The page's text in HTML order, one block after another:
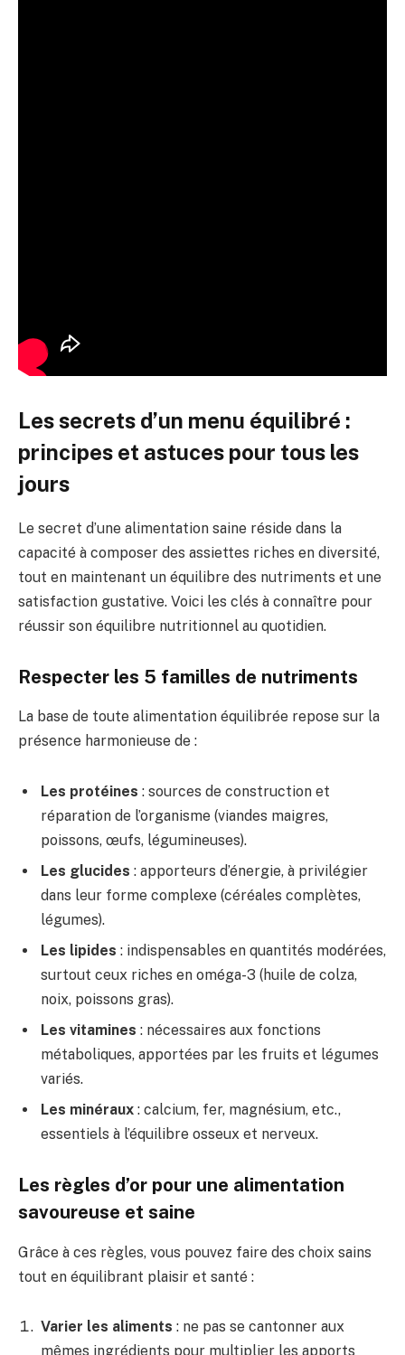
Les secrets d’un menu équilibré :
principes et astuces pour tous les
jours
Le secret d’une alimentation saine réside dans la
capacité à composer des assiettes riches en diversité,
tout en maintenant un équilibre des nutriments et une
satisfaction gustative. Voici les clés à connaître pour
réussir son équilibre nutritionnel au quotidien.
Respecter les 5 familles de nutriments
La base de toute alimentation équilibrée repose sur la
présence harmonieuse de :
Les protéines : sources de construction et
réparation de l’organisme (viandes maigres,
poissons, œufs, légumineuses).
Les glucides : apporteurs d’énergie, à privilégier
dans leur forme complexe (céréales complètes,
légumes).
Les lipides : indispensables en quantités modérées,
surtout ceux riches en oméga-3 (huile de colza,
noix, poissons gras).
Les vitamines : nécessaires aux fonctions
métaboliques, apportées par les fruits et légumes
variés.
Les minéraux : calcium, fer, magnésium, etc.,
essentiels à l’équilibre osseux et nerveux.
Les règles d’or pour une alimentation
savoureuse et saine
Grâce à ces règles, vous pouvez faire des choix sains
tout en équilibrant plaisir et santé :
Varier les aliments : ne pas se cantonner aux
mêmes ingrédients pour multiplier les apports